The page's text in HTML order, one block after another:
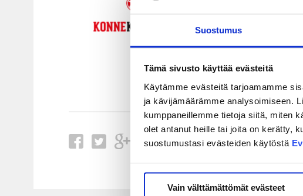
Suostumus
Tämä sivusto käyttää evästeitä
Käytämme evästeitä tarjoamamme
ja kävijämäärämme analysoimiseen.
kumppaneillemme tietoja siitä, miten
olet antanut heille tai joita on kerätty,
suostumustasi evästeiden käytöstä
Vain välttämättömät evästeet